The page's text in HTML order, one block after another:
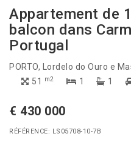
Appartement de
balcon dans
Portugal
PORTO, Lordelo do Ouro e
51
m2 1 1
€ 430 000
RÉFÉRENCE: LS05708-10-7B